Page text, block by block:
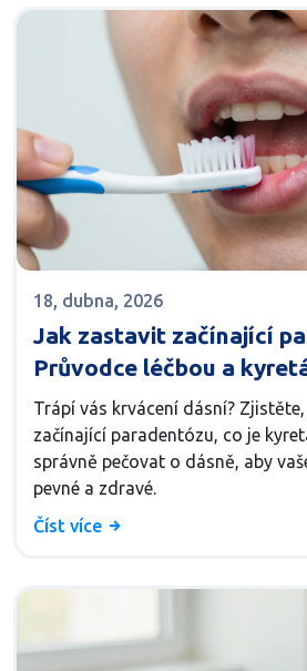
18, dubna, 2026
Jak zastavit začínající
Průvodce léčbou a
Trápí vás krvácení dásní?
začínající paradentózu, co je
správně pečovat o dásně, aby
pevné a zdravé.
Číst více